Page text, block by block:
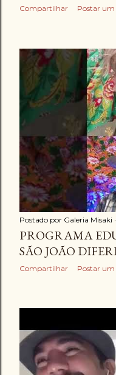
Compartilhar Postar
Postado por Galeria Misaki
PROGRAMA
SÃO JOÃO
Compartilhar Postar